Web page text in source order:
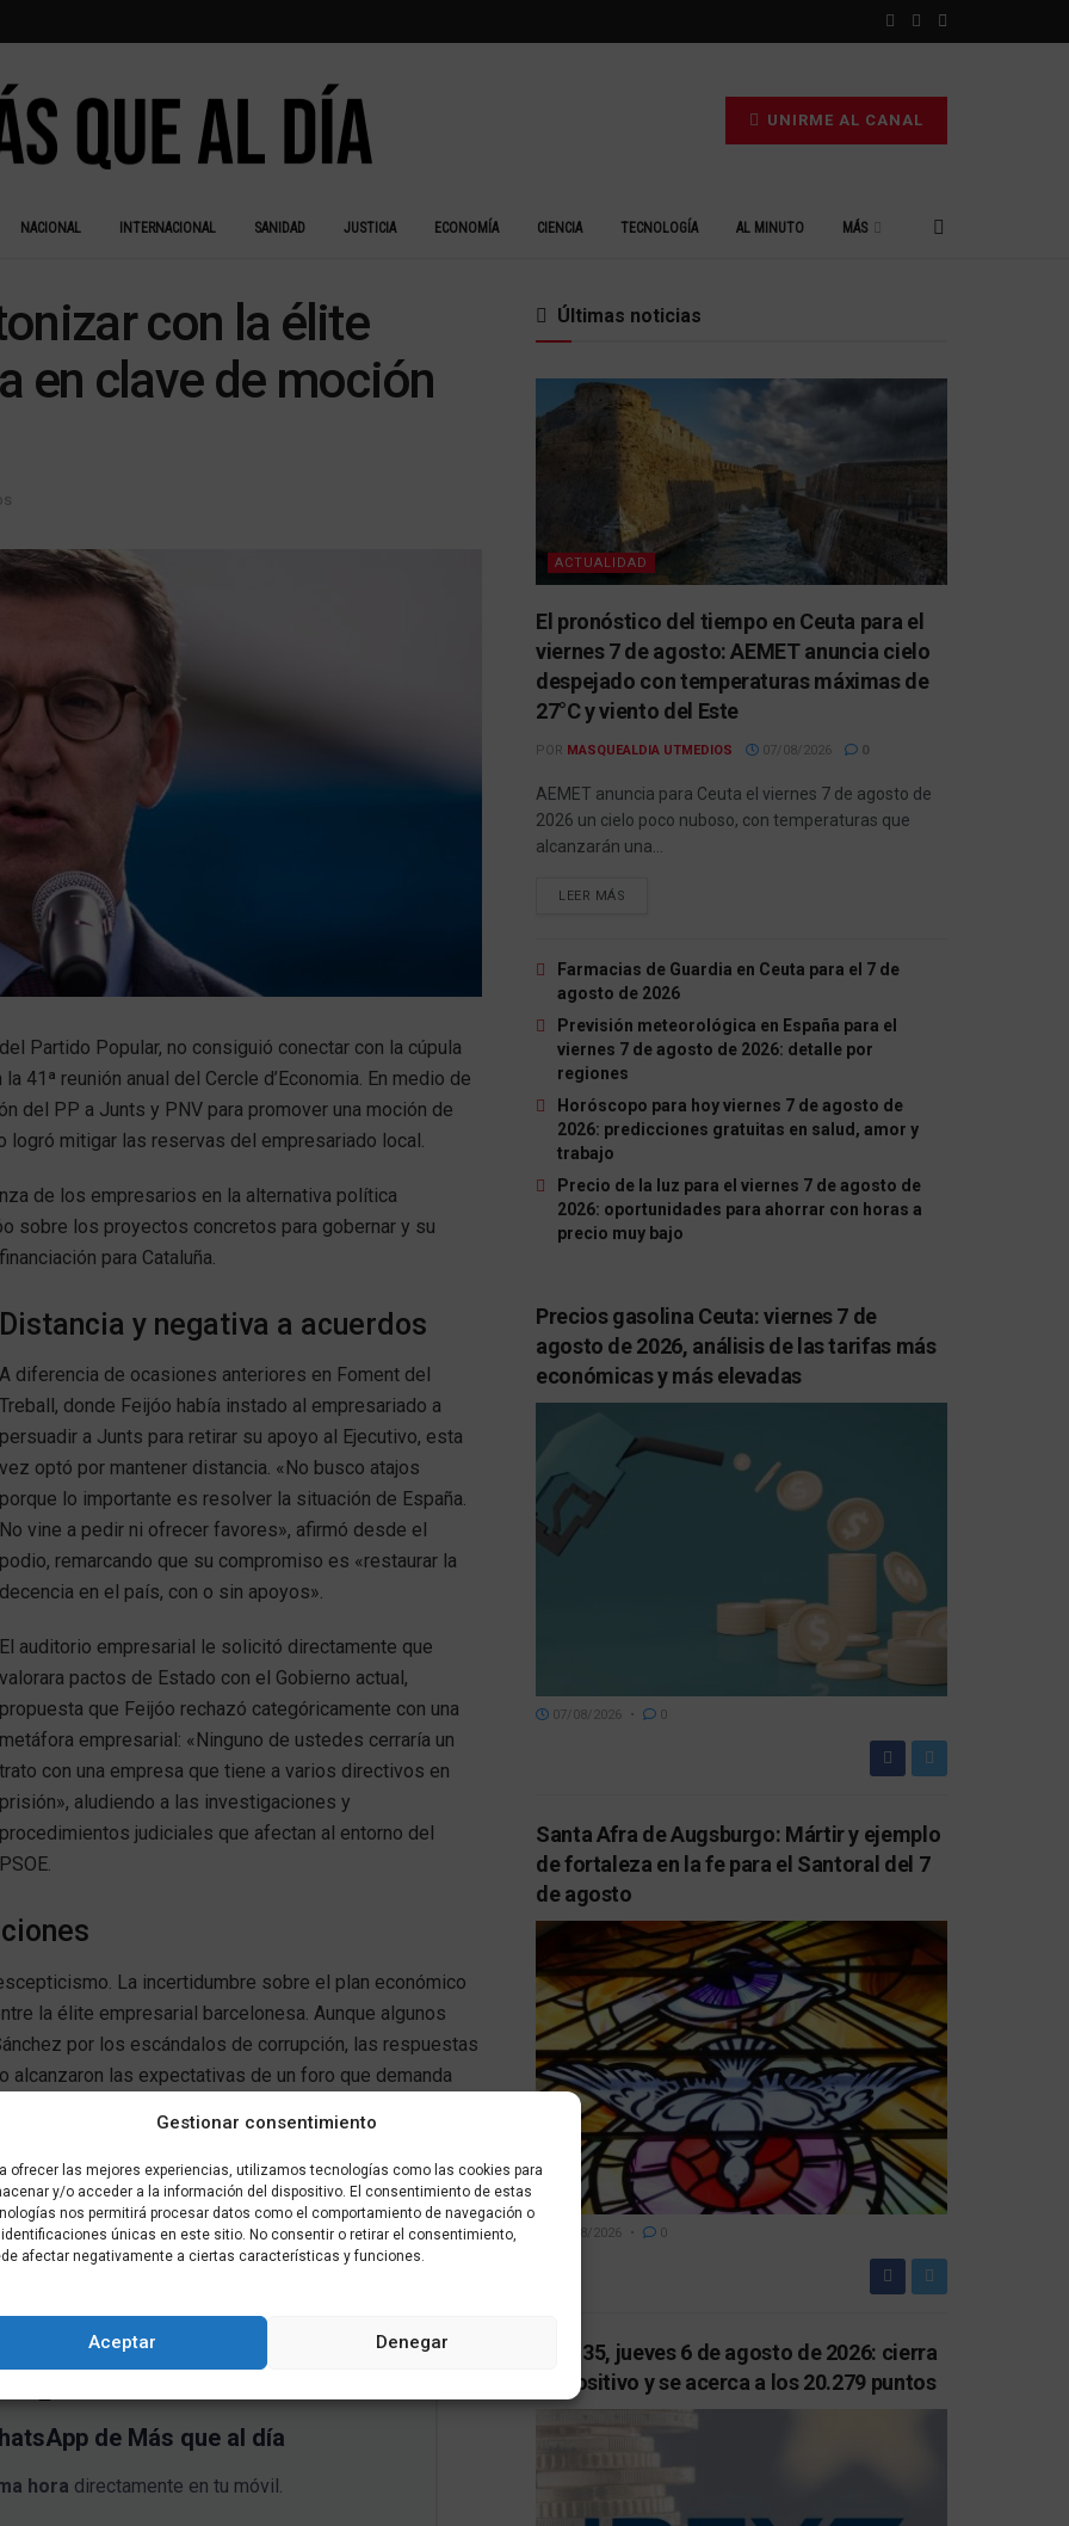
Gestionar consentimiento
ofrecer las mejores experiencias, utilizamos tecnologías como las cookies para
y/o acceder a la información del dispositivo. El consentimiento de estas
nos permitirá procesar datos como el comportamiento de navegación o
identificaciones únicas en este sitio. No consentir o retirar el consentimiento,
afectar negativamente a ciertas características y funciones.
Aceptar Denegar
UNIRME AL CANAL
NACIONAL INTERNACIONAL SANIDAD JUSTICIA ECONOMÍA CIENCIA TECNOLOGÍA AL MINUTO MÁS
con la élite
en clave de moción
Partido Popular, no consiguió conectar con la cúpula
41ª reunión anual del Cercle d’Economia. En medio de
del PP a Junts y PNV para promover una moción de
mitigar las reservas del empresariado local.
de los empresarios en la alternativa política
sobre los proyectos concretos para gobernar y su
para Cataluña.
Distancia y negativa a acuerdos
A diferencia de ocasiones anteriores en Foment del
Treball, donde Feijóo había instado al empresariado a
persuadir a Junts para retirar su apoyo al Ejecutivo, esta
vez optó por mantener distancia. «No busco atajos
porque lo importante es resolver la situación de España.
No vine a pedir ni ofrecer favores», afirmó desde el
podio, remarcando que su compromiso es «restaurar la
decencia en el país, con o sin apoyos».
El auditorio empresarial le solicitó directamente que
valorara pactos de Estado con el Gobierno actual,
propuesta que Feijóo rechazó categóricamente con una
metáfora empresarial: «Ninguno de ustedes cerraría un
trato con una empresa que tiene a varios directivos en
prisión», aludiendo a las investigaciones y
procedimientos judiciales que afectan al entorno del
PSOE.
La incertidumbre sobre el plan económico
la élite empresarial barcelonesa. Aunque algunos
por los escándalos de corrupción, las respuestas
las expectativas de un foro que demanda
reconocida resumió el sentir general: «La
apoyos; todo resulta confuso». La dificultad para
catalán moderado y la postura inflexible sobre la
entre el PP y los principales agentes
de Más que al día
hora directamente en tu móvil.
Últimas noticias
ACTUALIDAD
El pronóstico del tiempo en Ceuta para el
viernes 7 de agosto: AEMET anuncia cielo
despejado con temperaturas máximas de
27°C y viento del Este
POR MASQUEALDIA UTMEDIOS 07/08/2026 0
AEMET anuncia para Ceuta el viernes 7 de agosto de
2026 un cielo poco nuboso, con temperaturas que
alcanzarán una...
LEER MÁS
Farmacias de Guardia en Ceuta para el 7 de
agosto de 2026
Previsión meteorológica en España para el
viernes 7 de agosto de 2026: detalle por
regiones
Horóscopo para hoy viernes 7 de agosto de
2026: predicciones gratuitas en salud, amor y
trabajo
Precio de la luz para el viernes 7 de agosto de
2026: oportunidades para ahorrar con horas a
precio muy bajo
Precios gasolina Ceuta: viernes 7 de
agosto de 2026, análisis de las tarifas más
económicas y más elevadas
07/08/2026 0
Santa Afra de Augsburgo: Mártir y ejemplo
de fortaleza en la fe para el Santoral del 7
de agosto
07/08/2026 0
IBEX 35, jueves 6 de agosto de 2026: cierra
en positivo y se acerca a los 20.279 puntos